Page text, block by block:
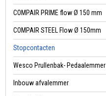
COMPAIR PRIME flow Ø 150 mm
COMPAIR STEEL Flow Ø 150mm
Stopcontacten
Wesco Prullenbak- Pedaalemmer
Inbouw afvalemmer